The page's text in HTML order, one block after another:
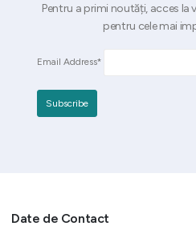
Pentru a primi noutăți, acces la
pentru cele mai
Email Address*
Date de Contact